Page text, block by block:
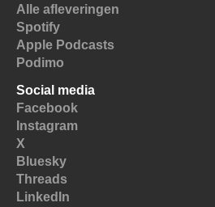
Alle afleveringen
Spotify
Apple Podcasts
Podimo
Social media
Facebook
Instagram
X
Bluesky
Threads
LinkedIn